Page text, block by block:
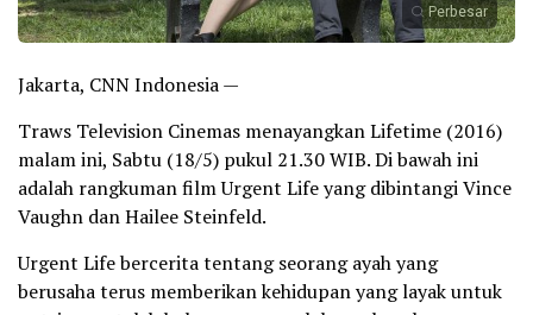
Perbesar
Jakarta, CNN Indonesia —
Traws Television Cinemas menayangkan Lifetime (2016)
malam ini, Sabtu (18/5) pukul 21.30 WIB. Di bawah ini
adalah rangkuman film Urgent Life yang dibintangi Vince
Vaughn dan Hailee Steinfeld.
Urgent Life bercerita tentang seorang ayah yang
berusaha terus memberikan kehidupan yang layak untuk